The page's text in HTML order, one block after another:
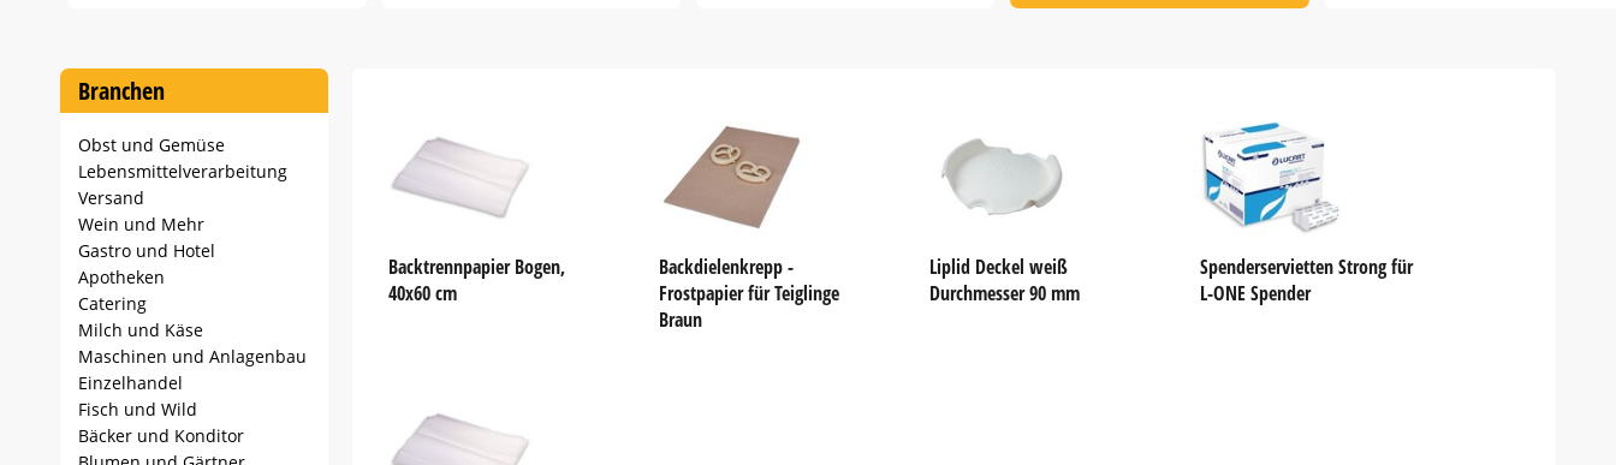
60 Branchen
Obst und Gemüse
Lebensmittelverarbeitung
Versand
Wein und Mehr
Gastro und Hotel
Apotheken
Catering
Milch und Käse
Maschinen und Anlagenbau
Einzelhandel
Fisch und Wild
Bäcker und Konditor
Backtrennpapier Bogen,
40x60 cm
Backdielenkrepp -
Frostpapier für Teiglinge
Braun
Liplid Deckel weiß
Durchmesser 90 mm
Spenderservietten Strong für
L-ONE Spender